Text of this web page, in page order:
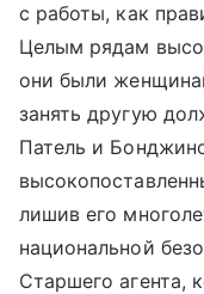
с работы, как
Целым рядам
они были
занять другую
Патель и
лишив его
национальной
Старшего агента,